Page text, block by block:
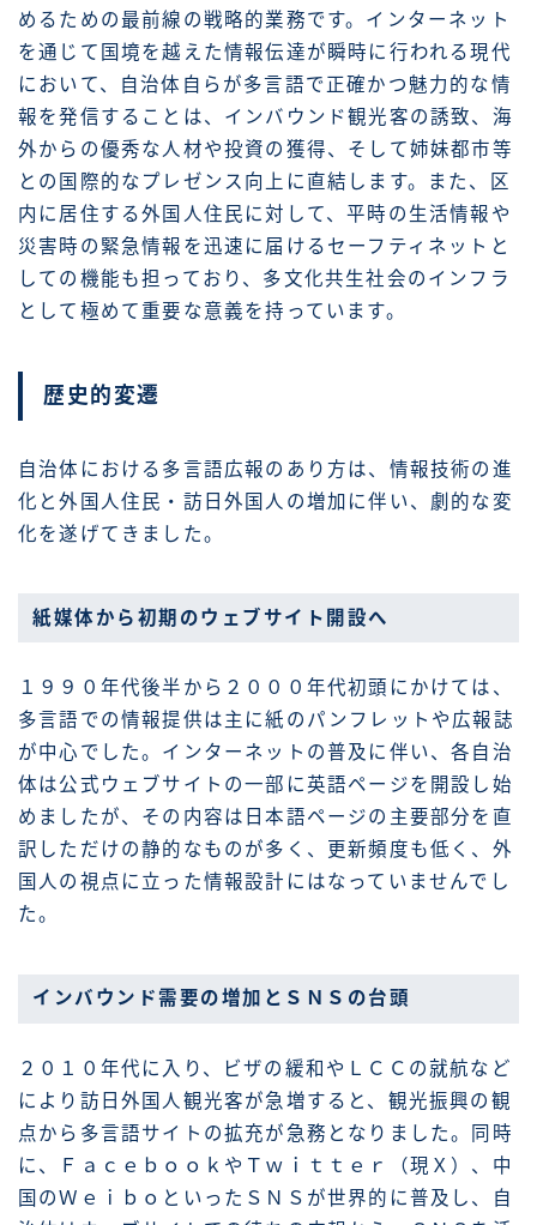
めるための最前線の戦略的業務です。インターネット
を通じて国境を越えた情報伝達が瞬時に行われる現代
において、自治体自らが多言語で正確かつ魅力的な情
報を発信することは、インバウンド観光客の誘致、海
外からの優秀な人材や投資の獲得、そして姉妹都市等
との国際的なプレゼンス向上に直結します。また、区
内に居住する外国人住民に対して、平時の生活情報や
災害時の緊急情報を迅速に届けるセーフティネットと
しての機能も担っており、多文化共生社会のインフラ
として極めて重要な意義を持っています。
歴史的変遷
自治体における多言語広報のあり方は、情報技術の進
化と外国人住民・訪日外国人の増加に伴い、劇的な変
化を遂げてきました。
紙媒体から初期のウェブサイト開設へ
１９９０年代後半から２０００年代初頭にかけては、
多言語での情報提供は主に紙のパンフレットや広報誌
が中心でした。インターネットの普及に伴い、各自治
体は公式ウェブサイトの一部に英語ページを開設し始
めましたが、その内容は日本語ページの主要部分を直
訳しただけの静的なものが多く、更新頻度も低く、外
国人の視点に立った情報設計にはなっていませんでし
た。
インバウンド需要の増加とＳＮＳの台頭
２０１０年代に入り、ビザの緩和やＬＣＣの就航など
により訪日外国人観光客が急増すると、観光振興の観
点から多言語サイトの拡充が急務となりました。同時
に、ＦａｃｅｂｏｏｋやＴｗｉｔｔｅｒ（現Ｘ）、中
国のＷｅｉｂｏといったＳＮＳが世界的に普及し、自